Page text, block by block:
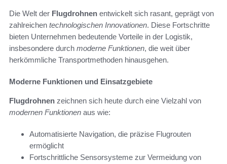
Die Welt der Flugdrohnen entwickelt sich rasant, geprägt von
zahlreichen technologischen Innovationen. Diese Fortschritte
bieten Unternehmen bedeutende Vorteile in der Logistik,
insbesondere durch moderne Funktionen, die weit über
herkömmliche Transportmethoden hinausgehen.
Moderne Funktionen und Einsatzgebiete
Flugdrohnen zeichnen sich heute durch eine Vielzahl von
modernen Funktionen aus wie:
Automatisierte Navigation, die präzise Flugrouten
ermöglicht
Fortschrittliche Sensorsysteme zur Vermeidung von